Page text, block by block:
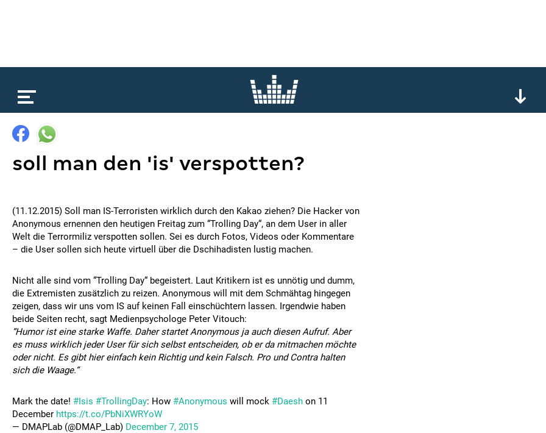
soll man den 'is' verspotten?
(11.12.2015) Soll man IS-Terroristen wirklich durch den Kakao ziehen? Die Hacker von
Anonymous ernennen den heutigen Freitag zum “Trolling Day“, an dem User in aller
Welt die Terrormiliz verspotten sollen. Sei es durch Fotos, Videos oder Kommentare
– die User sollen sich heute virtuell über die Dschihadisten lustig machen.
Nicht alle sind vom “Trolling Day“ begeistert. Laut Kritikern ist es unnötig und dumm,
die Extremisten zusätzlich zu reizen. Anonymous will mit dem Schmähtag hingegen
zeigen, dass wir uns vom IS auf keinen Fall einschüchtern lassen. Irgendwie haben
beide Seiten recht, sagt Medienpsychologe Peter Vitouch:
“Humor ist eine starke Waffe. Daher startet Anonymous ja auch diesen Aufruf. Aber
es muss wirklich jeder User für sich selbst entscheiden, ob er da mitmachen möchte
oder nicht. Es gibt hier einfach kein Richtig und kein Falsch. Pro und Contra halten
sich die Waage.“
Mark the date! #Isis #TrollingDay: How #Anonymous will mock #Daesh on 11
December https://t.co/PbNiXWRYoW
— DMAPLab (@DMAP_Lab) December 7, 2015